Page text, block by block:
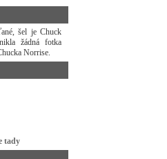
šel je Chuck
žádná fotka
Norrise.
tady